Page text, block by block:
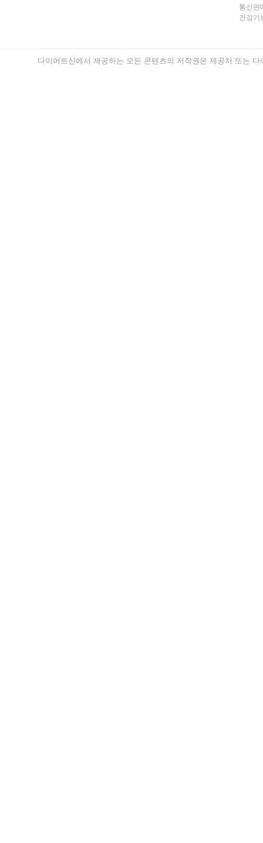
통신판
건강기
다이어트신에서 제공하는 모든 콘텐츠의 저작권은 제공처 또는